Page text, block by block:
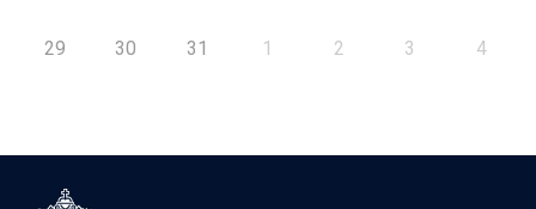
29 30 31 1 2 3 4